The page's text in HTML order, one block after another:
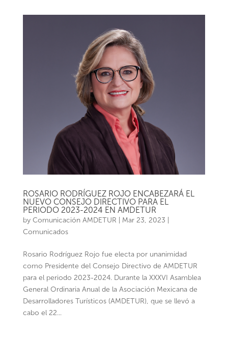
ROSARIO RODRÍGUEZ ROJO ENCABEZARÁ EL
NUEVO CONSEJO DIRECTIVO PARA EL
PERIODO 2023-2024 EN AMDETUR
by Comunicación AMDETUR Mar 23, 2023
Comunicados
Rosario Rodríguez Rojo fue electa por unanimidad
como Presidente del Consejo Directivo de AMDETUR
para el periodo 2023-2024. Durante la XXXVI Asamblea
General Ordinaria Anual de la Asociación Mexicana de
Desarrolladores Turísticos (AMDETUR), que se llevó a
cabo el 22...